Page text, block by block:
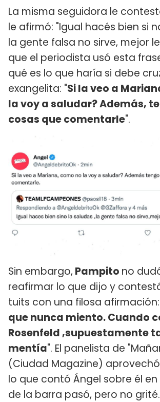
La misma seguidora le
le afirmó: "Igual hacés bien si
la gente falsa no sirve, mejor
que el periodista usó esta
qué es lo que haría si debe
exangelita: "Si la veo a
la voy a saludar? Además,
cosas que comentarle".
Sin embargo, Pampito no
reafirmar lo que dijo y
tuits con una filosa
que nunca miento. Cuando
Rosenfeld ,supuestamente
mentía". El panelista de
(Ciudad Magazine)
lo que contó Ángel sobre él en
de la barra pasó, pero no